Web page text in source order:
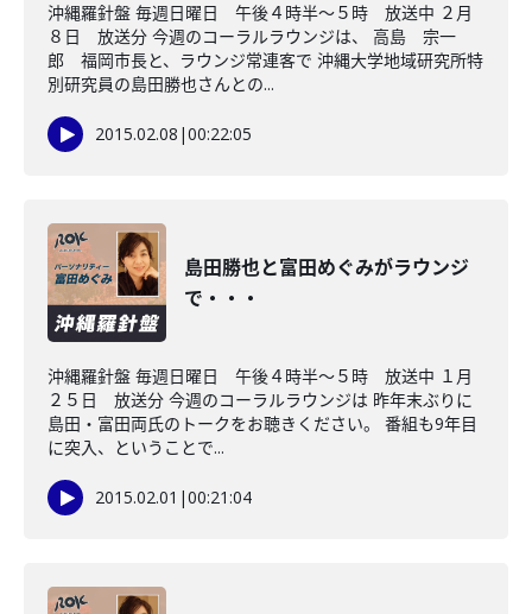
沖縄羅針盤 毎週日曜日 午後４時半～５時 放送中 ２月
８日 放送分 今週のコーラルラウンジは、 高島 宗一
郎 福岡市長と、ラウンジ常連客で 沖縄大学地域研究所特
別研究員の島田勝也さんとの...
2015.02.08 |00:22:05
島田勝也と富田めぐみがラウンジ
で・・・
沖縄羅針盤 毎週日曜日 午後４時半～５時 放送中 １月
２５日 放送分 今週のコーラルラウンジは 昨年末ぶりに
島田・富田両氏のトークをお聴きください。 番組も9年目
に突入、ということで...
2015.02.01 |00:21:04